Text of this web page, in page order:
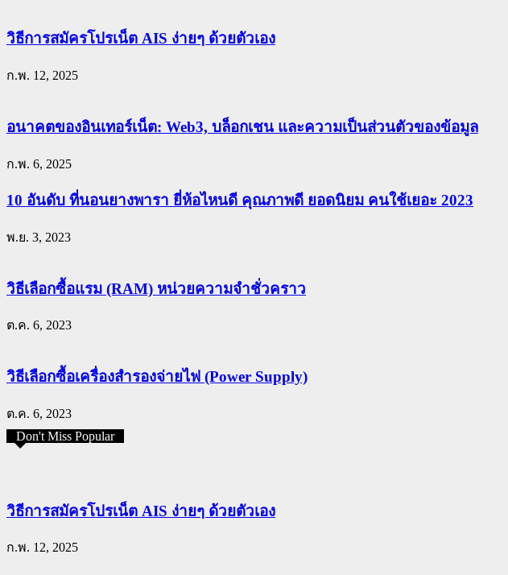
วิธีการสมัครโปรเน็ต AIS ง่ายๆ ด้วยตัวเอง
ก.พ. 12, 2025
อนาคตของอินเทอร์เน็ต: Web3, บล็อกเชน และความเป็นส่วนตัวของข้อมูล
ก.พ. 6, 2025
10 อันดับ ที่นอนยางพารา ยี่ห้อไหนดี คุณภาพดี ยอดนิยม คนใช้เยอะ 2023
พ.ย. 3, 2023
วิธีเลือกซื้อแรม (RAM) หน่วยความจำชั่วคราว
ต.ค. 6, 2023
วิธีเลือกซื้อเครื่องสำรองจ่ายไฟ (Power Supply)
ต.ค. 6, 2023
Don't Miss Popular
วิธีการสมัครโปรเน็ต AIS ง่ายๆ ด้วยตัวเอง
ก.พ. 12, 2025